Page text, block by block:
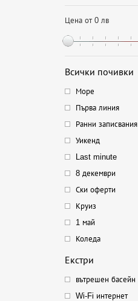
Цена от 0 лв
Всички почивки
Море
Първа линия
Ранни записвания
Уикенд
Last minute
8 декември
Ски оферти
Круиз
1 май
Коледа
Екстри
вътрешен басейн
Wi-Fi интернет